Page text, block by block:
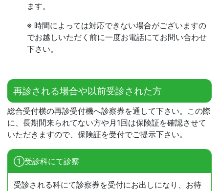
ます。
※ 時間によっては対応できない場合がございますの
でお越しいただく前に一度お電話にてお問い合わせ
下さい。
再診される場合や以前受診された方
総合受付横の再診受付機へ診察券を通して下さい。この際
に、長期間来られてない方や月1回は保険証を確認させて
いただきますので、保険証を受付でご提示下さい。
①受診科にて診察
受診される科にて診察券を受付にお出しになり、お待